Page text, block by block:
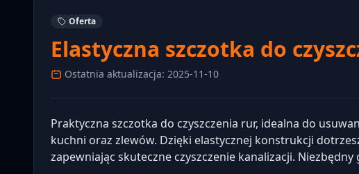
Oferta
Elastyczna szczotka do
Ostatnia aktualizacja: 2025-11-10
Praktyczna szczotka do czyszczenia rur, idealna do
kuchni oraz zlewów. Dzięki elastycznej konstrukcji
zapewniając skuteczne czyszczenie kanalizacji.